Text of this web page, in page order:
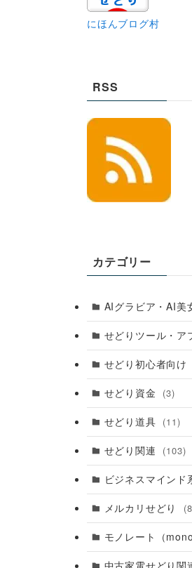
にほんブログ村
RSS
カテゴリー
AIグラビア・AI美
せどりツール・ア
せどり初心者向け
せどり資金 (3)
せどり道具 (11)
せどり関連 (103)
ビジネスマインド
メルカリせどり
モノレート（